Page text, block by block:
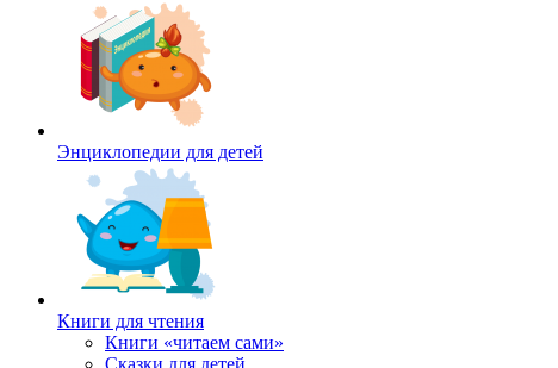
Энциклопедии для детей
Книги для чтения
Книги «читаем сами»
Сказки для детей